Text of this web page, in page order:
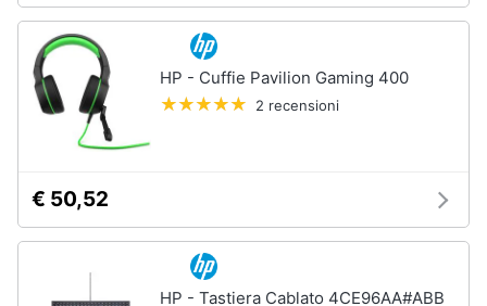
HP - Cuffie Pavilion Gaming 400
2 recensioni
€ 50,52
HP - Tastiera Cablato 4CE96AA#ABB